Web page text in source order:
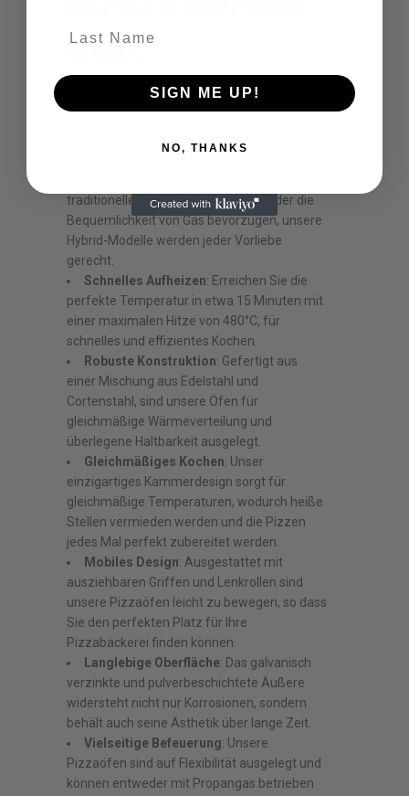
AUF:
Authentisch italienisch & vielseitig
traditionellen Holzofengeschmack oder die
Bequemlichkeit von Gas bevorzugen, unsere
Hybrid-Modelle werden jeder Vorliebe
gerecht.
Schnelles Aufheizen: Erreichen Sie die
perfekte Temperatur in etwa 15 Minuten mit
einer maximalen Hitze von 480°C, für
schnelles und effizientes Kochen.
Robuste Konstruktion: Gefertigt aus
einer Mischung aus Edelstahl und
Cortenstahl, sind unsere Öfen für
gleichmäßige Wärmeverteilung und
überlegene Haltbarkeit ausgelegt.
Gleichmäßiges Kochen: Unser
einzigartiges Kammerdesign sorgt für
gleichmäßige Temperaturen, wodurch heiße
Stellen vermieden werden und die Pizzen
jedes Mal perfekt zubereitet werden.
Mobiles Design: Ausgestattet mit
ausziehbaren Griffen und Lenkrollen sind
unsere Pizzaöfen leicht zu bewegen, so dass
Sie den perfekten Platz für Ihre
Pizzabäckerei finden können.
Langlebige Oberfläche: Das galvanisch
verzinkte und pulverbeschichtete Äußere
widersteht nicht nur Korrosionen, sondern
behält auch seine Ästhetik über lange Zeit.
Vielseitige Befeuerung: Unsere
Pizzaöfen sind auf Flexibilität ausgelegt und
können entweder mit Propangas betrieben
SIGN ME UP!
NO, THANKS